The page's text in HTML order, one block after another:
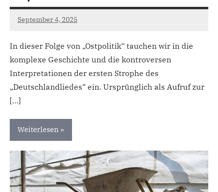
September 4, 2025
admin
In dieser Folge von „Ostpolitik“ tauchen wir in die
komplexe Geschichte und die kontroversen
Interpretationen der ersten Strophe des
„Deutschlandliedes“ ein. Ursprünglich als Aufruf zur
[…]
Weiterlesen
Uncategorized